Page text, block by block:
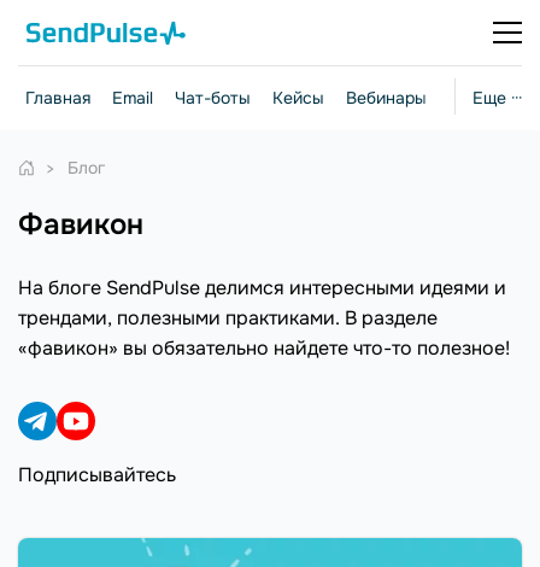
Еще ···
Главная Email Чат-боты Кейсы Вебинары Стратегии
Блог
фавикон
На блоге SendPulse делимся интересными идеями и
трендами, полезными практиками. В разделе
«фавикон» вы обязательно найдете что-то полезное!
Подписывайтесь